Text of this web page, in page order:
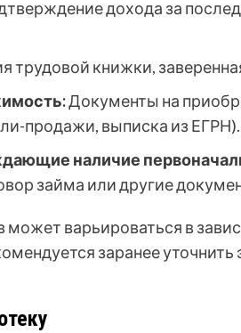
дохода за
трудовой книжки,
Документы на
продажи, выписка из ЕГРН).
наличие
займа или другие
варьироваться в
заранее уточнить